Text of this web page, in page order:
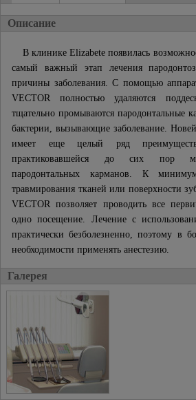
Описание
В клинике Elizabete появилась
самый важный этап лечения
причины заболевания. С помощью
VECTOR полностью удаляются
тщательно промываются пародонтальные
бактерии, вызывающие заболевание.
имеет еще целый ряд
практиковавшейся до сих пор
пародонтальных карманов. К
травмирования тканей или поверхности
VECTOR позволяет проводить все
одно посещение. Лечение с
практически безболезненно, поэтому в
необходимости применять анестезию.
Галерея